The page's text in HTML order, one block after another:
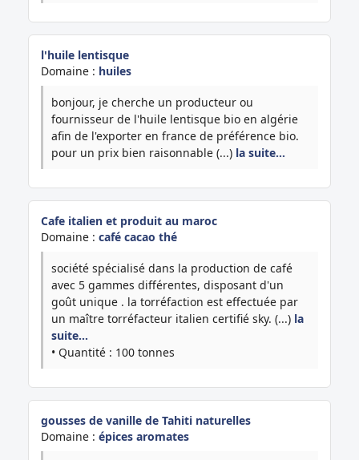
l'huile lentisque
Domaine : huiles
bonjour, je cherche un producteur ou
fournisseur de l'huile lentisque bio en algérie
afin de l'exporter en france de préférence bio.
pour un prix bien raisonnable (...) la suite…
Cafe italien et produit au maroc
Domaine : café cacao thé
société spécialisé dans la production de café
avec 5 gammes différentes, disposant d'un
goût unique . la torréfaction est effectuée par
un maître torréfacteur italien certifié sky. (...) la
suite…
• Quantité : 100 tonnes
gousses de vanille de Tahiti naturelles
Domaine : épices aromates